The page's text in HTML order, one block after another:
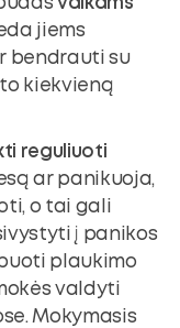
vaikams
jiems
bendrauti su
kiekvieną
reguliuoti
ar panikuoja,
o tai gali
į panikos
plaukimo
valdyti
Mokymasis